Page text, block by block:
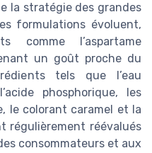
la stratégie des grandes
formulations évoluent,
comme l’aspartame
un goût proche du
tels que l’eau
phosphorique, les
le colorant caramel et la
régulièrement réévalués
consommateurs et aux